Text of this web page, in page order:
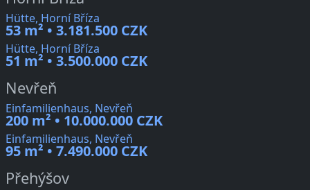
Hütte, Horní Bříza
53 m² • 3.181.500 CZK
Hütte, Horní Bříza
51 m² • 3.500.000 CZK
Nevřeň
Einfamilienhaus, Nevřeň
200 m² • 10.000.000 CZK
Einfamilienhaus, Nevřeň
95 m² • 7.490.000 CZK
Přehýšov